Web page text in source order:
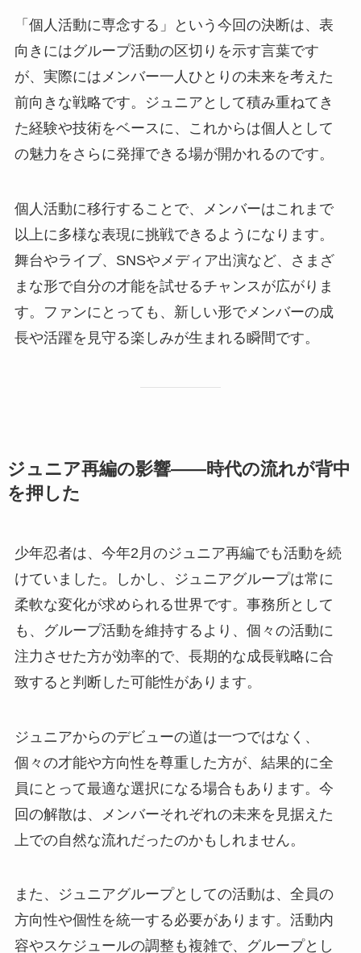
「個人活動に専念する」という今回の決断は、表
向きにはグループ活動の区切りを示す言葉です
が、実際にはメンバー一人ひとりの未来を考えた
前向きな戦略です。ジュニアとして積み重ねてき
た経験や技術をベースに、これからは個人として
の魅力をさらに発揮できる場が開かれるのです。
個人活動に移行することで、メンバーはこれまで
以上に多様な表現に挑戦できるようになります。
舞台やライブ、SNSやメディア出演など、さまざ
まな形で自分の才能を試せるチャンスが広がりま
す。ファンにとっても、新しい形でメンバーの成
長や活躍を見守る楽しみが生まれる瞬間です。
ジュニア再編の影響——時代の流れが背中
を押した
少年忍者は、今年2月のジュニア再編でも活動を続
けていました。しかし、ジュニアグループは常に
柔軟な変化が求められる世界です。事務所として
も、グループ活動を維持するより、個々の活動に
注力させた方が効率的で、長期的な成長戦略に合
致すると判断した可能性があります。
ジュニアからのデビューの道は一つではなく、
個々の才能や方向性を尊重した方が、結果的に全
員にとって最適な選択になる場合もあります。今
回の解散は、メンバーそれぞれの未来を見据えた
上での自然な流れだったのかもしれません。
また、ジュニアグループとしての活動は、全員の
方向性や個性を統一する必要があります。活動内
容やスケジュールの調整も複雑で、グループとし